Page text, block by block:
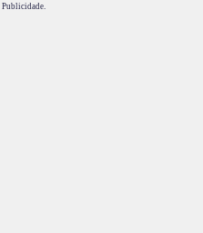
Publicidade.